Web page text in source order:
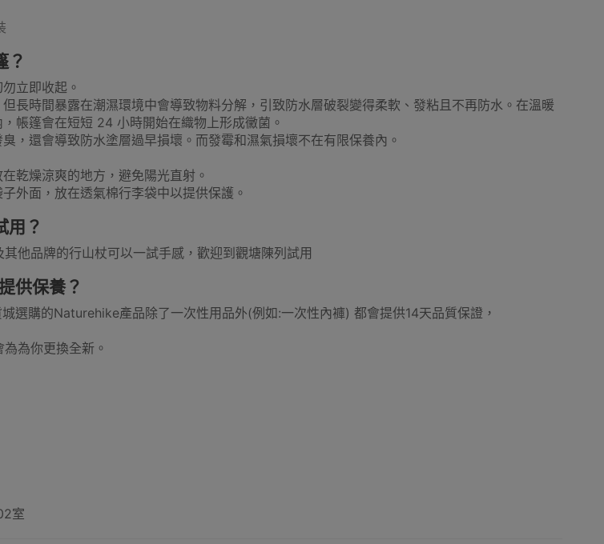
氣氛燈飾 晾衣架 射燈 夏日水上運動 沙灘嬉水放電 工作燈
滑雪內衣
普通行李箱
？
立即收起。
長時間暴露在潮濕環境中會導致物料分解，引致防水層破裂變得柔軟、發粘且不再防水。在溫暖
帳篷會在短短 24 小時開始在織物上形成黴菌。
，還會導致防水塗層過早損壞。而發霉和濕氣損壞不在有限保養內。
乾燥涼爽的地方，避免陽光直射。
外面，放在透氣棉行李袋中以提供保護。
用？
他品牌的行山杖可以一試手感，歡迎到觀塘陳列試用
供保養？
選購的Naturehike產品除了一次性用品外(例如:一次性內褲) 都會提供14天品質保證，
為你更換全新。
室